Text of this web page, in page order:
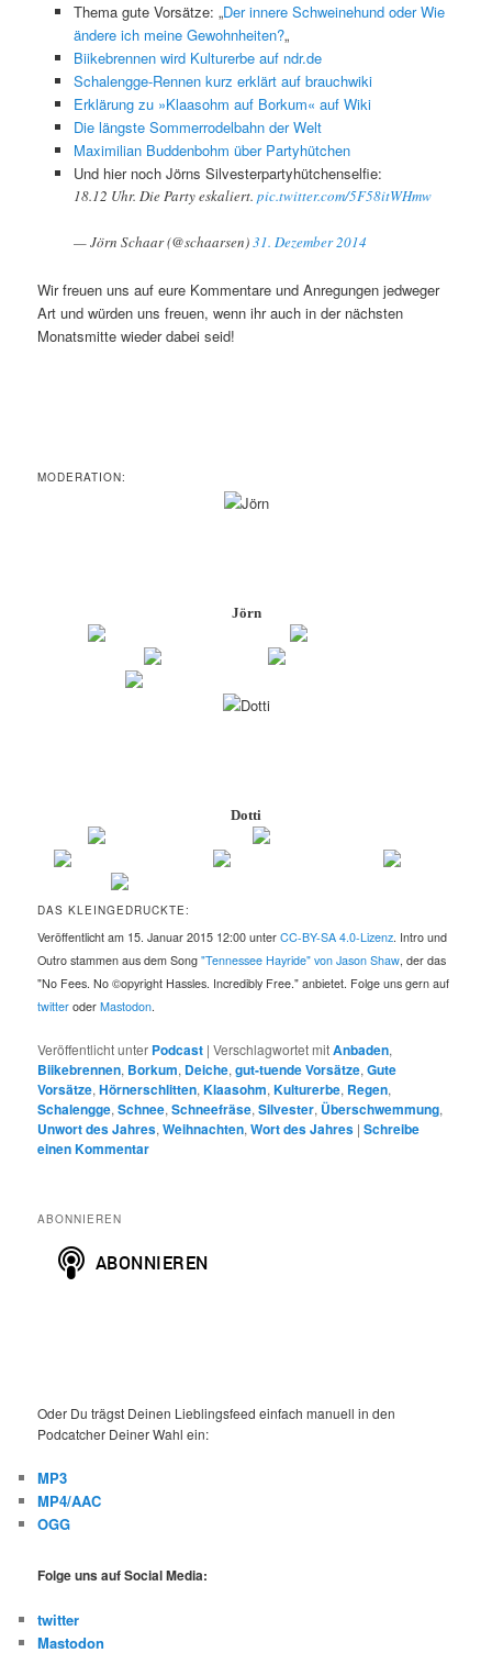
Thema gute Vorsätze: „Der innere Schweinehund oder Wie
ändere ich meine Gewohnheiten?„
Biikebrennen wird Kulturerbe auf ndr.de
Schalengge-Rennen kurz erklärt auf brauchwiki
Erklärung zu »Klaasohm auf Borkum« auf Wiki
Die längste Sommerrodelbahn der Welt
Maximilian Buddenbohm über Partyhütchen
Und hier noch Jörns Silvesterpartyhütchenselfie:
18.12 Uhr. Die Party eskaliert. pic.twitter.com/5F58itWHmw
— Jörn Schaar (@schaarsen)31. Dezember 2014
Wir freuen uns auf eure Kommentare und Anregungen jedweger
Art und würden uns freuen, wenn ihr auch in der nächsten
Monatsmitte wieder dabei seid!
MODERATION:
Jörn
Dotti
DAS KLEINGEDRUCKTE:
Veröffentlicht am 15. Januar 2015 12:00 unterCC-BY-SA 4.0-Lizenz. Intro und
Outro stammen aus dem Song"Tennessee Hayride" von Jason Shaw, der das
"No Fees. No ©opyright Hassles. Incredibly Free." anbietet. Folge uns gern auf
twitter oderMastodon.
Veröffentlicht unter Podcast |Verschlagwortet mitAnbaden,
Biikebrennen, Borkum, Deiche,gut-tuende Vorsätze,Gute
Vorsätze,Hörnerschlitten,Klaasohm,Kulturerbe, Regen,
Schalengge,Schnee,Schneefräse,Silvester, Überschwemmung,
Unwort des Jahres,Weihnachten,Wort des Jahres |Schreibe
einen Kommentar
ABONNIEREN
Oder Du trägst Deinen Lieblingsfeed einfach manuell in den
Podcatcher Deiner Wahl ein:
MP3
MP4/AAC
OGG
Folge uns auf Social Media:
twitter
Mastodon